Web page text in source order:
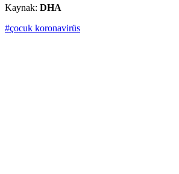
Kaynak: DHA
#çocuk koronavirüs